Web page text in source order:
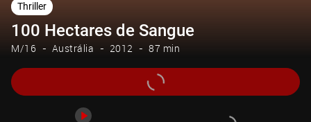
Thriller
100 Hectares de Sangue
M/16 Austrália 2012 87 min